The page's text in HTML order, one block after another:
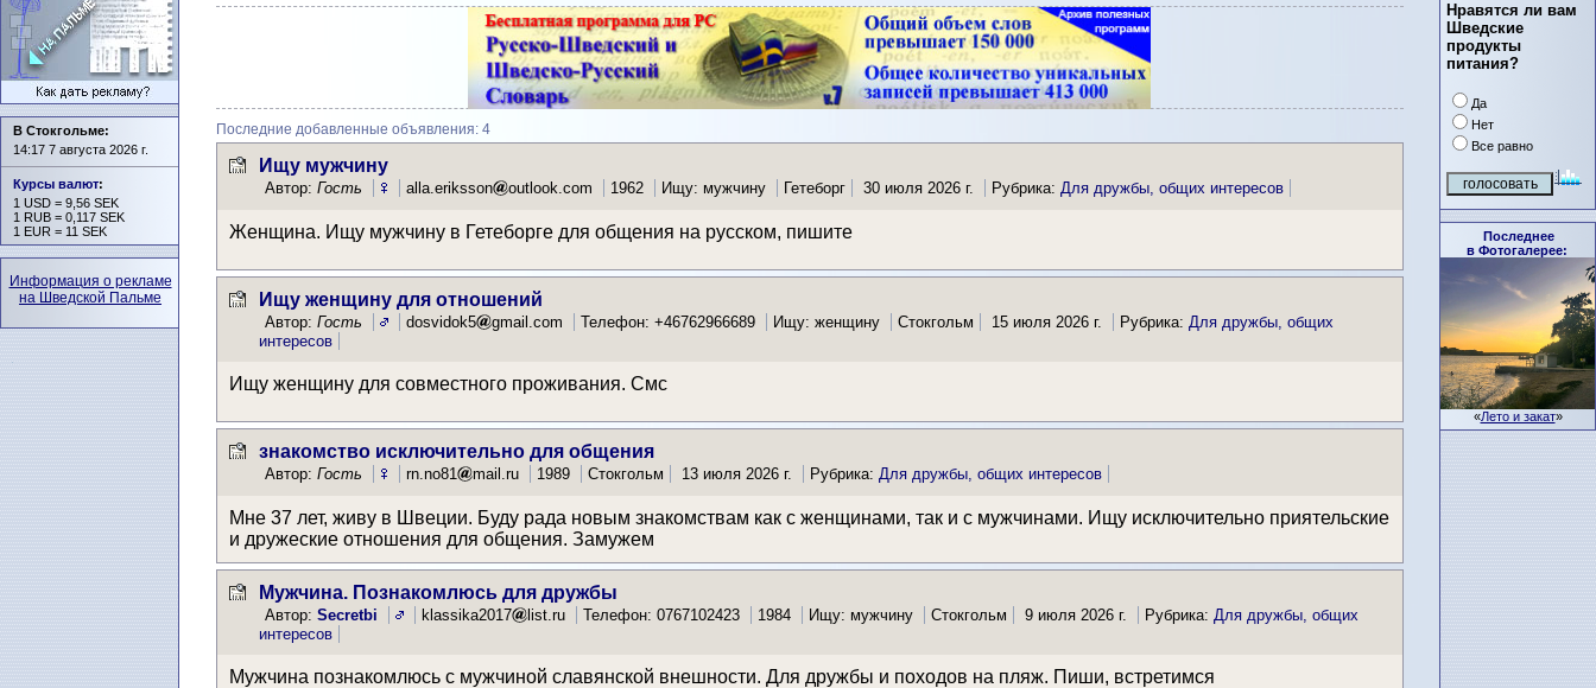
Нравятся ли вам
Шведские
продукты
питания?
Да
Нет
Все равно
Последнее
в Фотогалерее:
«Лето и закат»
Последние добавленные объявления: 4
Ищу мужчину
Автор: Гость alla.eriksson outlook.com 1962 Ищу: мужчину Гетеборг 30 июля 2026 г. Рубрика: Для дружбы, общих интересов
Женщина. Ищу мужчину в Гетеборге для общения на русском, пишите
Ищу женщину для отношений
Автор: Гость dosvidok5 gmail.com Телефон: +46762966689 Ищу: женщину Стокгольм 15 июля 2026 г. Рубрика: Для дружбы, общих
интересов
Ищу женщину для совместного проживания. Смс
знакомство исключительно для общения
Автор: Гость rn.no81 mail.ru 1989 Стокгольм 13 июля 2026 г. Рубрика: Для дружбы, общих интересов
Мне 37 лет, живу в Швеции. Буду рада новым знакомствам как с женщинами, так и с мужчинами. Ищу исключительно приятельские
и дружеские отношения для общения. Замужем
Мужчина. Познакомлюсь для дружбы
Автор: Secretbi klassika2017 list.ru Телефон: 0767102423 1984 Ищу: мужчину Стокгольм 9 июля 2026 г. Рубрика: Для дружбы, общих
интересов
Мужчина познакомлюсь с мужчиной славянской внешности. Для дружбы и походов на пляж. Пиши, встретимся
В Стокгольме:
14:17 7 августа 2026 г.
Курсы валют:
1 USD = 9,56 SEK
1 RUB = 0,117 SEK
1 EUR = 11 SEK
Информация о рекламе
на Шведской Пальме